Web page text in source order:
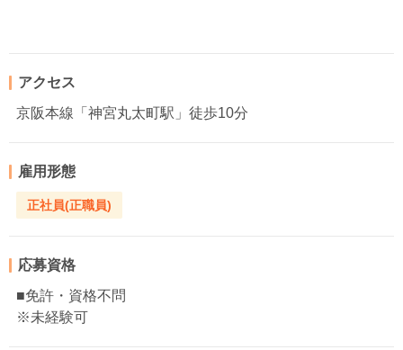
アクセス
京阪本線「神宮丸太町駅」徒歩10分
雇用形態
正社員(正職員)
応募資格
■免許・資格不問
※未経験可